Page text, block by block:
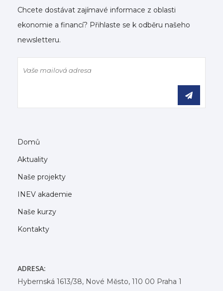
Chcete dostávat zajímavé informace z oblasti
ekonomie a financí? Přihlaste se k odběru našeho
newsletteru.
Domů
Aktuality
Naše projekty
INEV akademie
Naše kurzy
Kontakty
ADRESA:
Hybernská 1613/38, Nové Město, 110 00 Praha 1